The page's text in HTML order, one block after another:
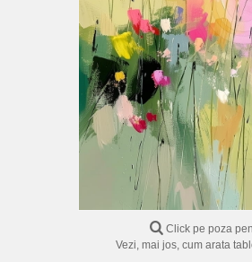
Click pe poza
Vezi, mai jos, cum arata